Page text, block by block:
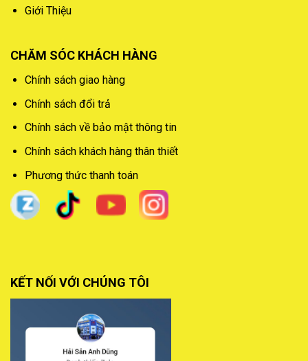
Giới Thiệu
CHĂM SÓC KHÁCH HÀNG
Chính sách giao hàng
Chính sách đổi trả
Chính sách về bảo mật thông tin
Chính sách khách hàng thân thiết
Phương thức thanh toán
KẾT NỐI VỚI CHÚNG TÔI